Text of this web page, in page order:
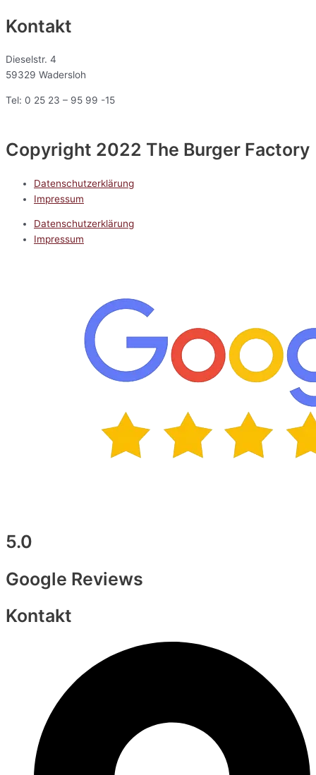
Kontakt
Dieselstr. 4
59329 Wadersloh
Tel: 0 25 23 – 95 99 -15
Copyright 2022 The Burger Factory
Datenschutzerklärung
Impressum
Datenschutzerklärung
Impressum
5.0
Google Reviews
Kontakt